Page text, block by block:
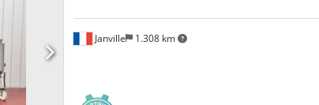
Janville 1.308 km